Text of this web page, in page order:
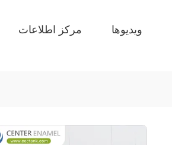
ویدیوها مرکز اطلاعات